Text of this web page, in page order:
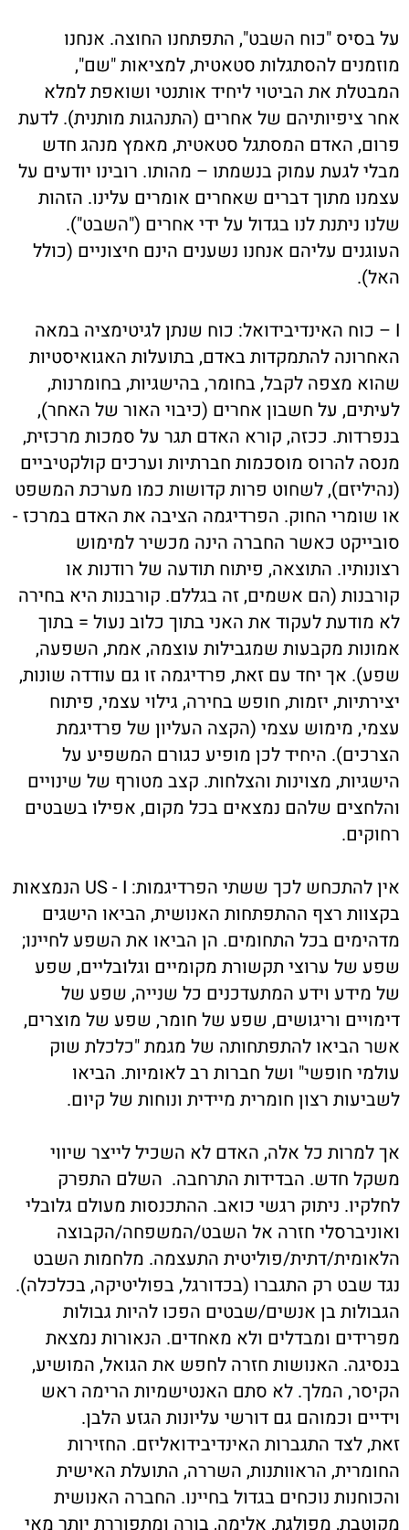
על בסיס "כוח השבט", התפתחנו החוצה. אנחנו
מוזמנים להסתגלות סטאטית, למציאות "שם",
המבטלת את הביטוי ליחיד אותנטי ושואפת למלא
אחר ציפיותיהם של אחרים (התנהגות מותנית). לדעת
פרום, האדם המסתגל סטאטית, מאמץ מנהג חדש
מבלי לגעת עמוק בנשמתו – מהותו. רובינו יודעים על
עצמנו מתוך דברים שאחרים אומרים עלינו. הזהות
שלנו ניתנת לנו בגדול על ידי אחרים ("השבט").
העוגנים עליהם אנחנו נשענים הינם חיצוניים (כולל
האל).
I – כוח האינדיבידואל: כוח שנתן לגיטימציה במאה
האחרונה להתמקדות באדם, בתועלות האגואיסטיות
שהוא מצפה לקבל, בחומר, בהישגיות, בחומרנות,
לעיתים, על חשבון אחרים (כיבוי האור של האחר),
בנפרדות. ככזה, קורא האדם תגר על סמכות מרכזית,
מנסה להרוס מוסכמות חברתיות וערכים קולקטיביים
(נהיליזם), לשחוט פרות קדושות כמו מערכת המשפט
או שומרי החוק. הפרדיגמה הציבה את האדם במרכז -
סובייקט כאשר החברה הינה מכשיר למימוש
רצונותיו. התוצאה, פיתוח תודעה של רודנות או
קורבנות (הם אשמים, זה בגללם. קורבנות היא בחירה
לא מודעת לעקוד את האני בתוך כלוב נעול = בתוך
אמונות מקבעות שמגבילות עוצמה, אמת, השפעה,
שפע). אך יחד עם זאת, פרדיגמה זו גם עודדה שונות,
יצירתיות, יזמות, חופש בחירה, גילוי עצמי, פיתוח
עצמי, מימוש עצמי (הקצה העליון של פרדיגמת
הצרכים). היחיד לכן מופיע כגורם המשפיע על
הישגיות, מצוינות והצלחות. קצב מטורף של שינויים
והלחצים שלהם נמצאים בכל מקום, אפילו בשבטים
רחוקים.
אין להתכחש לכך ששתי הפרדיגמות: US - I הנמצאות
בקצוות רצף ההתפתחות האנושית, הביאו הישגים
מדהימים בכל התחומים. הן הביאו את השפע לחיינו;
שפע של ערוצי תקשורת מקומיים וגלובליים, שפע
של מידע וידע המתעדכנים כל שנייה, שפע של
דימויים וריגושים, שפע של חומר, שפע של מוצרים,
אשר הביאו להתפתחותה של מגמת "כלכלת שוק
עולמי חופשי" ושל חברות רב לאומיות. הביאו
לשביעות רצון חומרית מיידית ונוחות של קיום.
אך למרות כל אלה, האדם לא השכיל לייצר שיווי
משקל חדש. הבדידות התרחבה. השלם התפרק
לחלקיו. ניתוק רגשי כואב. ההתכנסות מעולם גלובלי
ואוניברסלי חזרה אל השבט/המשפחה/הקבוצה
הלאומית/דתית/פוליטית התעצמה. מלחמות השבט
נגד שבט רק התגברו (בכדורגל, בפוליטיקה, בכלכלה).
הגבולות בן אנשים/שבטים הפכו להיות גבולות
מפרידים ומבדלים ולא מאחדים. הנאורות נמצאת
בנסיגה. האנושות חזרה לחפש את הגואל, המושיע,
הקיסר, המלך. לא סתם האנטישמיות הרימה ראש
וידיים וכמוהם גם דורשי עליונות הגזע הלבן.
זאת, לצד התגברות האינדיבידואליזם. החזירות
החומרית, הראוותנות, השררה, התועלת האישית
והכוחנות נוכחים בגדול בחיינו. החברה האנושית
מקוטבת, מפולגת, אלימה, בורה ומתפוררת יותר מאי